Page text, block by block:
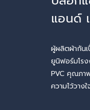
แอนด์
ผู้ผลิตผ้ากัน
ยูนิฟอร์มโร
PVC คุณภา
ความไว้วาง